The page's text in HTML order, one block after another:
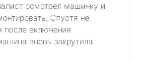
осмотрел машинку и
Спустя не
после включения
вновь закрутила